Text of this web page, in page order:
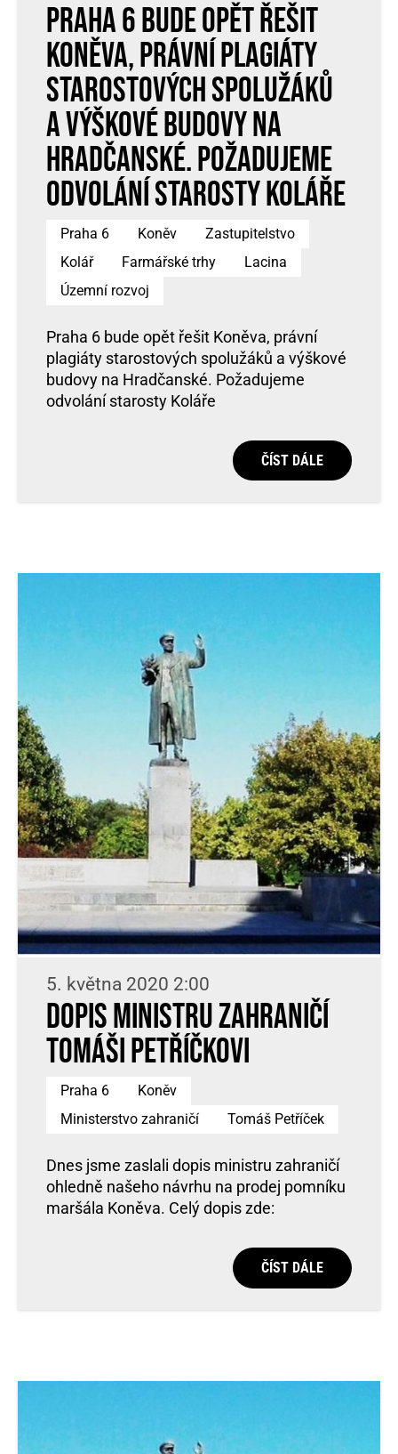
Praha 6 bude opět řešit
Koněva, právní plagiáty
starostových spolužáků
a výškové budovy na
Hradčanské. Požadujeme
odvolání starosty Koláře
Praha 6 Koněv
Zastupitelstvo
Kolář
Farmářské trhy
Lacina
Územní rozvoj
Praha 6 bude opět řešit Koněva, právní
plagiáty starostových spolužáků a výškové
budovy na Hradčanské. Požadujeme
odvolání starosty Koláře
ČÍST DÁLE
5. května 2020 2:00
Dopis ministru zahraničí
Tomáši Petříčkovi
Praha 6
Koněv
Ministerstvo zahraničí
Tomáš Petříček
Dnes jsme zaslali dopis ministru zahraničí
ohledně našeho návrhu na prodej pomníku
maršála Koněva. Celý dopis zde:
ČÍST DÁLE